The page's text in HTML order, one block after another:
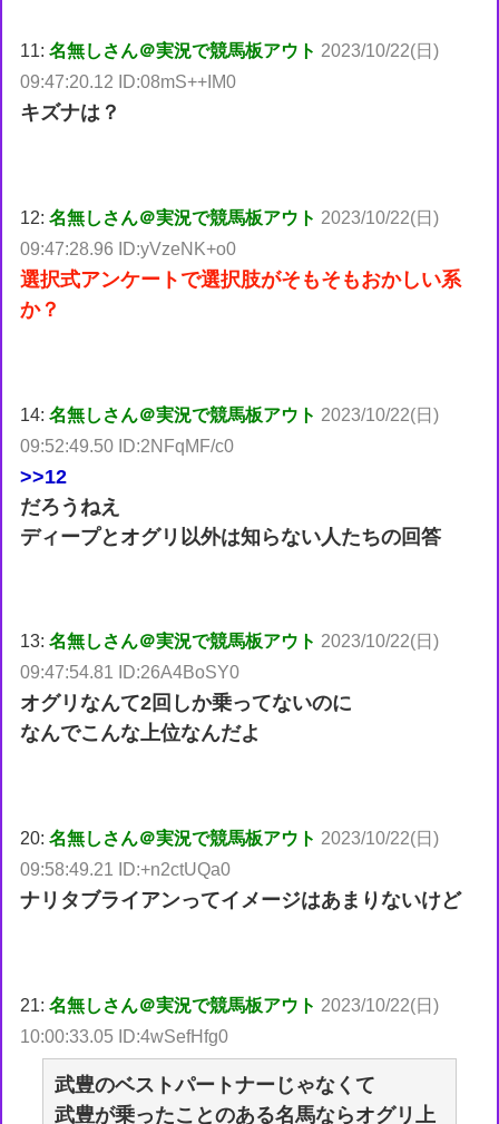
11:名無しさん＠実況で競馬板アウト 2023/10/22(日)
09:47:20.12 ID:08mS++IM0
キズナは？
12:名無しさん＠実況で競馬板アウト 2023/10/22(日)
09:47:28.96 ID:yVzeNK+o0
選択式アンケートで選択肢がそもそもおかしい系
か？
14:名無しさん＠実況で競馬板アウト 2023/10/22(日)
09:52:49.50 ID:2NFqMF/c0
>>12
だろうねえ
ディープとオグリ以外は知らない人たちの回答
13:名無しさん＠実況で競馬板アウト 2023/10/22(日)
09:47:54.81 ID:26A4BoSY0
オグリなんて2回しか乗ってないのに
なんでこんな上位なんだよ
20:名無しさん＠実況で競馬板アウト 2023/10/22(日)
09:58:49.21 ID:+n2ctUQa0
ナリタブライアンってイメージはあまりないけど
21:名無しさん＠実況で競馬板アウト 2023/10/22(日)
10:00:33.05 ID:4wSefHfg0
武豊のベストパートナーじゃなくて
武豊が乗ったことのある名馬ならオグリ上